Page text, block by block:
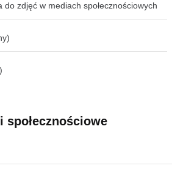
do zdjęć w mediach społecznościowych
społecznościowe